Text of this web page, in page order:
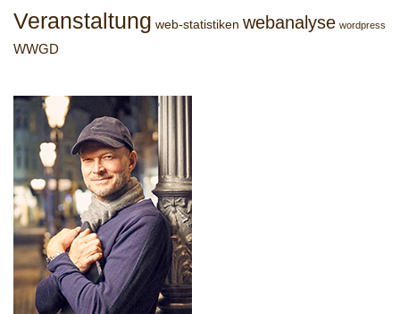
Veranstaltung web-statistiken webanalyse wordpress
WWGD